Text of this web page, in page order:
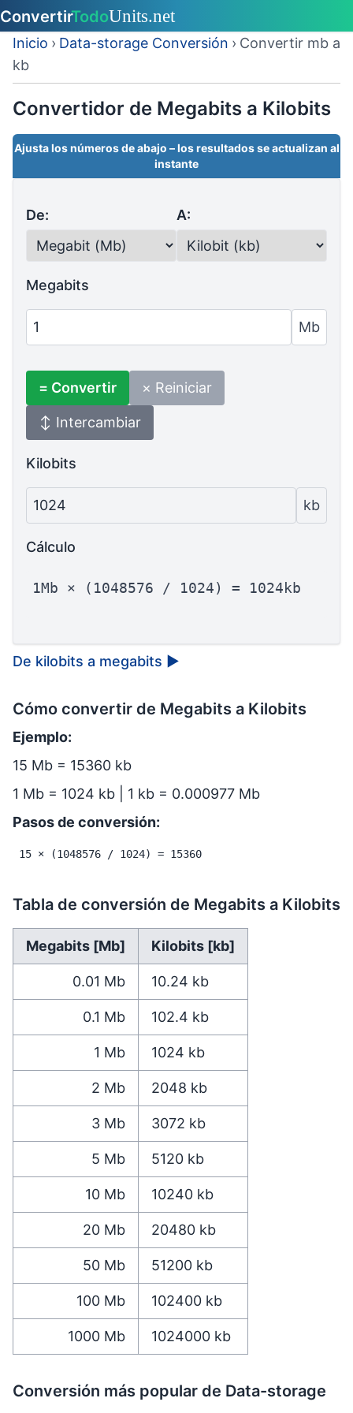
Inicio › Data-storage Conversión › Convertir mb a
kb
Convertidor de Megabits a Kilobits
Ajusta los números de abajo – los resultados se actualizan al
instante
De: A:
Megabits
Mb
= Convertir × Reiniciar
↕ Intercambiar
Kilobits
1024 kb
Cálculo
1Mb × (1048576 / 1024) = 1024kb
De kilobits a megabits ▶
Cómo convertir de Megabits a Kilobits
Ejemplo:
15 Mb = 15360 kb
1 Mb = 1024 kb | 1 kb = 0.000977 Mb
Pasos de conversión:
15 × (1048576 / 1024) = 15360
Tabla de conversión de Megabits a Kilobits
Megabits [Mb] Kilobits [kb]
0.01 Mb 10.24 kb
0.1 Mb 102.4 kb
1 Mb 1024 kb
2 Mb 2048 kb
3 Mb 3072 kb
5 Mb 5120 kb
10 Mb 10240 kb
20 Mb 20480 kb
50 Mb 51200 kb
100 Mb 102400 kb
1000 Mb 1024000 kb
Conversión más popular de Data-storage